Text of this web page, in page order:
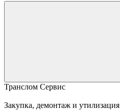
Транслом Сервис
Закупка, демонтаж и утилизация